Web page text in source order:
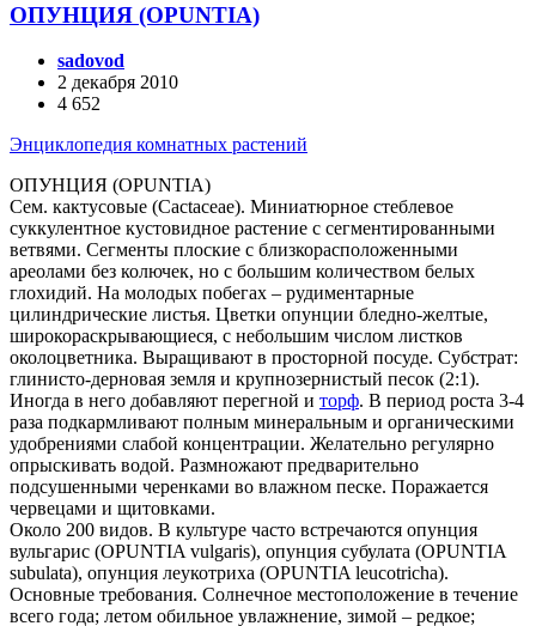
ОПУНЦИЯ (OPUNTIA)
sadovod
2 декабря 2010
4 652
Энциклопедия комнатных растений
ОПУНЦИЯ (OPUNTIA)
Сем. кактусовые (Cactaceae). Миниатюрное стеблевое
суккулентное кустовидное растение с сегментированными
ветвями. Сегменты плоские с близкорасположенными
ареолами без колючек, но с большим количеством белых
глохидий. На молодых побегах – рудиментарные
цилиндрические листья. Цветки опунции бледно-желтые,
широкораскрывающиеся, с небольшим числом листков
околоцветника. Выращивают в просторной посуде. Субстрат:
глинисто-дерновая земля и крупнозернистый песок (2:1).
Иногда в него добавляют перегной и торф. В период роста 3-4
раза подкармливают полным минеральным и органическими
удобрениями слабой концентрации. Желательно регулярно
опрыскивать водой. Размножают предварительно
подсушенными черенками во влажном песке. Поражается
червецами и щитовками.
Около 200 видов. В культуре часто встречаются опунция
вульгарис (OPUNTIA vulgaris), опунция субулата (OPUNTIA
subulata), опунция леукотриха (OPUNTIA leucotricha).
Основные требования. Солнечное местоположение в течение
всего года; летом обильное увлажнение, зимой – редкое;